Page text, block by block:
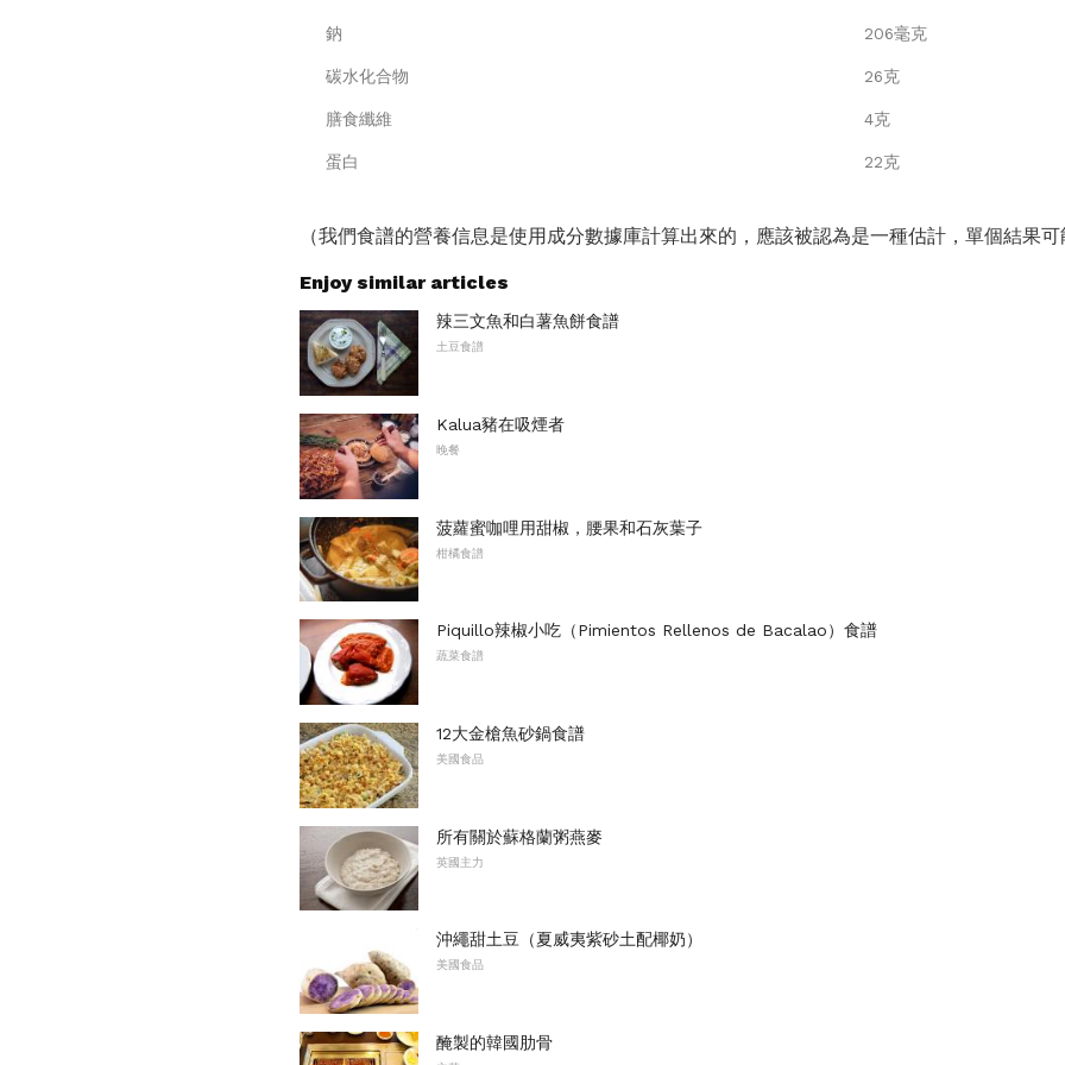
鈉 206毫克
碳水化合物 26克
膳食纖維 4克
蛋白 22克
（我們食譜的營養信息是使用成分數據庫計算出來的，應該被認為是一種估計，單個結果可
Enjoy similar articles
辣三文魚和白薯魚餅食譜
土豆食譜
Kalua豬在吸煙者
晚餐
菠蘿蜜咖哩用甜椒，腰果和石灰葉子
柑橘食譜
Piquillo辣椒小吃（Pimientos Rellenos de Bacalao）食譜
蔬菜食譜
12大金槍魚砂鍋食譜
美國食品
所有關於蘇格蘭粥燕麥
英國主力
沖繩甜土豆（夏威夷紫砂土配椰奶）
美國食品
醃製的韓國肋骨